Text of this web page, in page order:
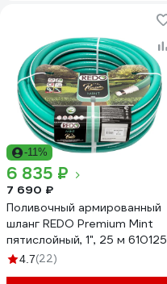
-11%
6 835 ₽
7 690 ₽
Поливочный армированный
шланг REDO Premium Mint
пятислойный, 1", 25 м 610125
4.7(22)